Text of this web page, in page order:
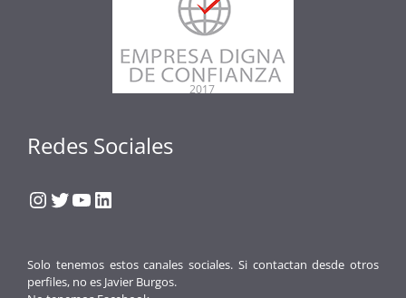
Redes Sociales
Instagram
Twitter
YouTube
LinkedIn
Solo tenemos estos canales sociales. Si contactan desde otros
perfiles, no es Javier Burgos.